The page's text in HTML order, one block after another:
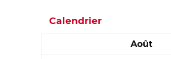
Calendrier
Août